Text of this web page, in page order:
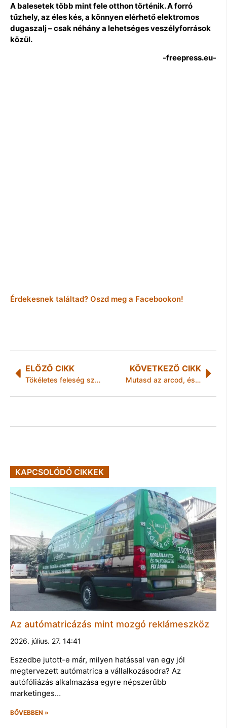
A balesetek több mint fele otthon történik. A forró
tűzhely, az éles kés, a könnyen elérhető elektromos
dugaszalj – csak néhány a lehetséges veszélyforrások
közül.
-freepress.eu-
Érdekesnek találtad? Oszd meg a Facebookon!
ELŐZŐ CIKK
Tökéletes feleség szavai a férjéhez:
KÖVETKEZŐ CIKK
Mutasd az arcod, és megmondom…
KAPCSOLÓDÓ CIKKEK
Az autómatricázás mint mozgó reklámeszköz
2026. július. 27. 14:41
Eszedbe jutott-e már, milyen hatással van egy jól
megtervezett autómatrica a vállalkozásodra? Az
autófóliázás alkalmazása egyre népszerűbb
marketinges…
BŐVEBBEN »